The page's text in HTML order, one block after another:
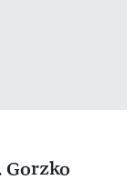
Gorzko